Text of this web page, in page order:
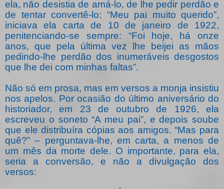
ela, não desistia de amá-lo, de lhe pedir perdão e
de tentar convertê-lo: “Meu pai muito querido”,
iniciava ela carta de 10 de janeiro de 1922,
penitenciando-se sempre: “Foi hoje, há onze
anos, que pela última vez lhe beijei as mãos
pedindo-lhe perdão dos inumeráveis desgostos
que lhe dei com minhas faltas”.
Não só em prosa, mas em versos a monja insistiu
nos apelos. Por ocasião do último aniversário do
historiador, em 23 de outubro de 1926, ela
escreveu o soneto “A meu pai”, e depois soube
que ele distribuíra cópias aos amigos. “Mas para
quê?” – perguntava-lhe, em carta, a menos de
um mês da morte dele. O importante, para ela,
seria a conversão, e não a divulgação dos
versos: